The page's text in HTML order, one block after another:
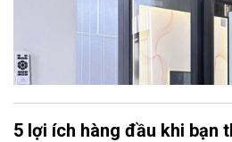
5 lợi ích hàng đầu khi bạn